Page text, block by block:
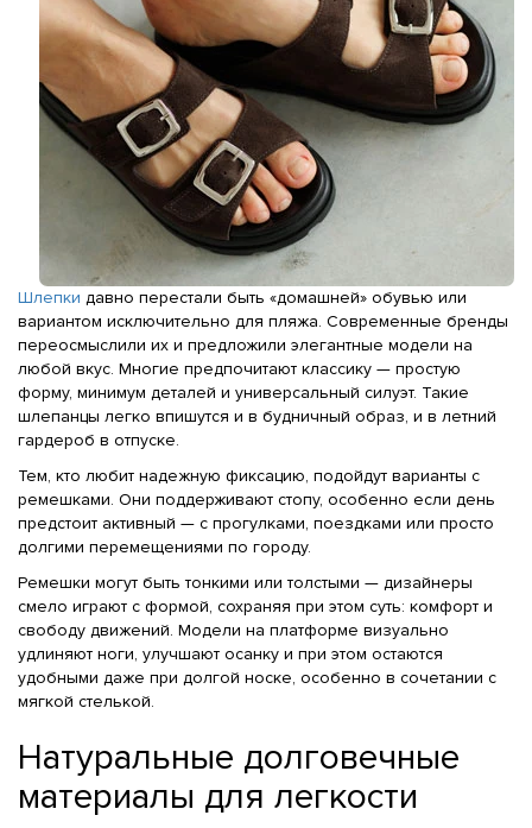
Шлепки давно перестали быть «домашней» обувью или
вариантом исключительно для пляжа. Современные бренды
переосмыслили их и предложили элегантные модели на
любой вкус. Многие предпочитают классику — простую
форму, минимум деталей и универсальный силуэт. Такие
шлепанцы легко впишутся и в будничный образ, и в летний
гардероб в отпуске.
Тем, кто любит надежную фиксацию, подойдут варианты с
ремешками. Они поддерживают стопу, особенно если день
предстоит активный — с прогулками, поездками или просто
долгими перемещениями по городу.
Ремешки могут быть тонкими или толстыми — дизайнеры
смело играют с формой, сохраняя при этом суть: комфорт и
свободу движений. Модели на платформе визуально
удлиняют ноги, улучшают осанку и при этом остаются
удобными даже при долгой носке, особенно в сочетании с
мягкой стелькой.
Натуральные долговечные
материалы для легкости